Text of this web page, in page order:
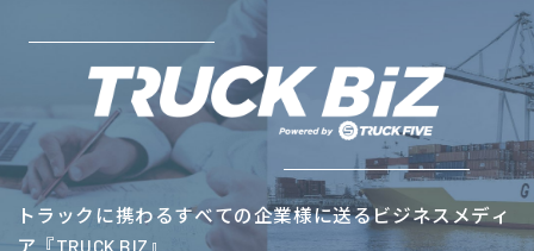
トラックに携わるすべての企業様に送るビジネスメディ
ア『TRUCK BIZ』